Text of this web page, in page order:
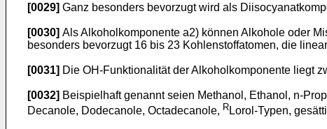
[0029] Ganz besonders bevorzugt wird als
[0030] Als Alkoholkomponente a2) können Alkohole oder
besonders bevorzugt 16 bis 23 Kohlenstoffatomen, die
[0031] Die OH-Funktionalität der Alkoholkomponente liegt
[0032] Beispielhaft genannt seien Methanol, Ethanol, n-
Decanole, Dodecanole, Octadecanole, RLorol-Typen,